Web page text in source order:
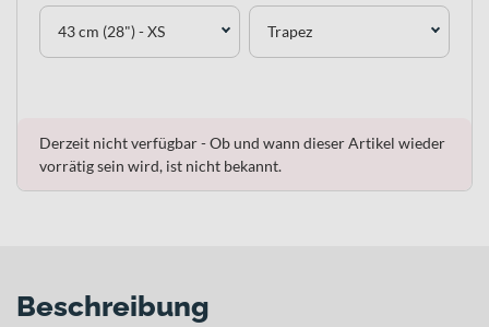
43 cm (28") - XS Trapez
Derzeit nicht verfügbar - Ob und wann dieser Artikel wieder
vorrätig sein wird, ist nicht bekannt.
Beschreibung